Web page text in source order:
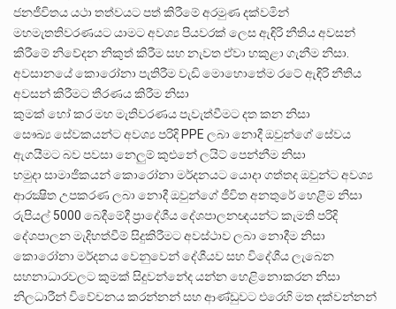
ජනජීවිතය යථා තත්වයට පත් කිරීමේ අරමුණ දක්වමින්
මහමැතතිවරණයට යාමට අවශ්‍ය පියවරක් ලෙස ඇඳිරි නීතිය අවසන්
කිරීමේ නිවේදන නිකුත් කිරීම සහ නැවත ඒවා හකුළා ගැනීම නිසා.
අවසානයේ කොරෝනා පැතිරීම වැඩි මොහොතේම රටේ ඇඳිරි නීතිය
අවසන් කිරීමට තීරණය කිරීම නිසා
කුමක් හෝ කර මහ මැතිවරණය පැවැත්වීමට දත කන නිසා
සෞඛ්‍ය සේවකයන්ට අවශ්‍ය පරිදි PPE ලබා නොදී ඔවුන්ගේ සේවය
ඇගයීමට බව පවසා නෙලුම් කුළුනේ ලයිට් පෙන්නීම නිසා
හමුදා සාමාජිකයන් කොරෝනා මර්දනයට යොදා ගත්තද ඔවුන්ට අවශ්‍ය
ආරක්‍ෂිත උපකරණ ලබා නොදී ඔවුන්ගේ ජීවිත අනතුරේ හෙළීම නිසා
රුපියල් 5000 බෙදීමේදී ප්‍රාදේශීය දේශපාලනඥයන්ට කැමති පරිදි
දේශපාලන මැදිහත්වීම් සිදුකිරීමට අවස්ථාව ලබා නොදීම නිසා
කොරෝනා මර්දනය වෙනුවෙන් දේශීයව සහ විදේශීය ලැබෙන
සහනාධාරවලට කුමක් සිදුවන්නේද යන්න හෙළිනොකරන නිසා
නිලධාරීන් විවේචනය කරන්නන් සහ ආණ්ඩුවට එරෙහි මත දක්වන්නන්